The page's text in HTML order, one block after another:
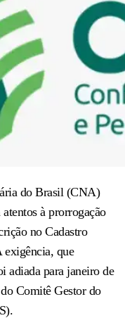
do Brasil (CNA)
à prorrogação
no Cadastro
exigência, que
adiada para janeiro de
Comitê Gestor do